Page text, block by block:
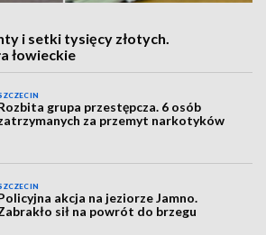
i setki tysięcy złotych.
łowieckie
grupa przestępcza. 6 osób
za przemyt narkotyków
akcja na jeziorze Jamno.
sił na powrót do brzegu